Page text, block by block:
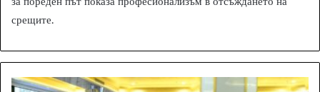
срещите.